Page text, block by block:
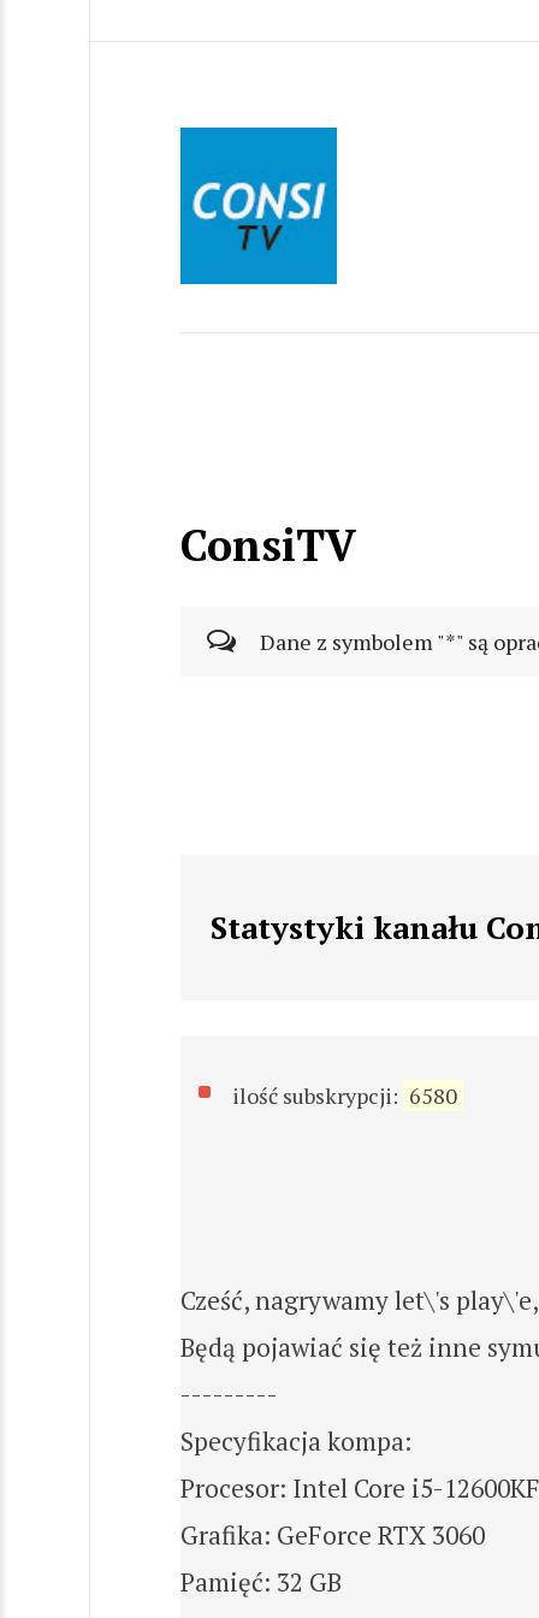
ConsiTV
Dane z symbolem "*" są
Statystyki kanału
ilość subskrypcji: 6580
Cześć, nagrywamy let\'s
Będą pojawiać się też inne
---------
Specyfikacja kompa:
Procesor: Intel Core i5-12600KF
Grafika: GeForce RTX 3060
Pamięć: 32 GB